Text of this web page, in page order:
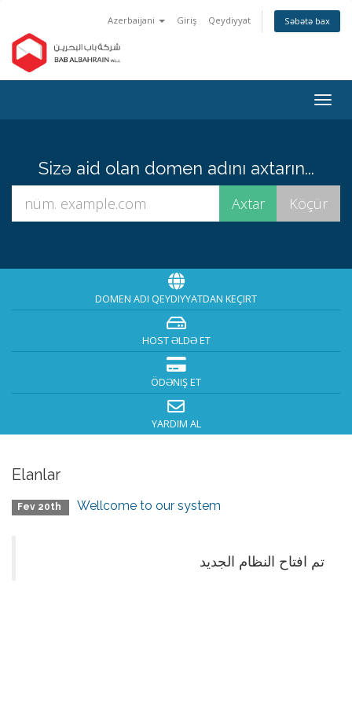
Azerbaijani Giriş Qeydiyyat Səbətə bax
keçid
Sizə aid olan domen adını axtarın...
DOMEN ADI QEYDIYYATDAN KEÇIRT
HOST ƏLDƏ ET
ÖDƏNIŞ ET
YARDIM AL
Elanlar
Fev 20th Wellcome to our system
تم افتاح النظام الجديد